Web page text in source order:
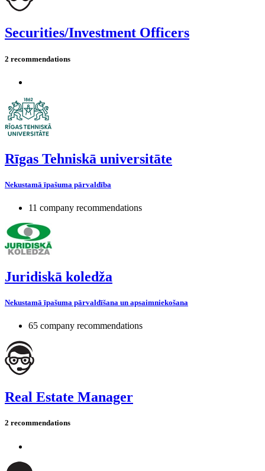
Securities/Investment Officers
2 recommendations
Rīgas Tehniskā universitāte
Nekustamā īpašuma pārvaldība
11 company recommendations
Juridiskā koledža
Nekustamā īpašuma pārvaldīšana un apsaimniekošana
65 company recommendations
Real Estate Manager
2 recommendations